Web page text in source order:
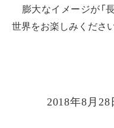
膨大なイメージが「
世界をお楽しみください
2018年8月28